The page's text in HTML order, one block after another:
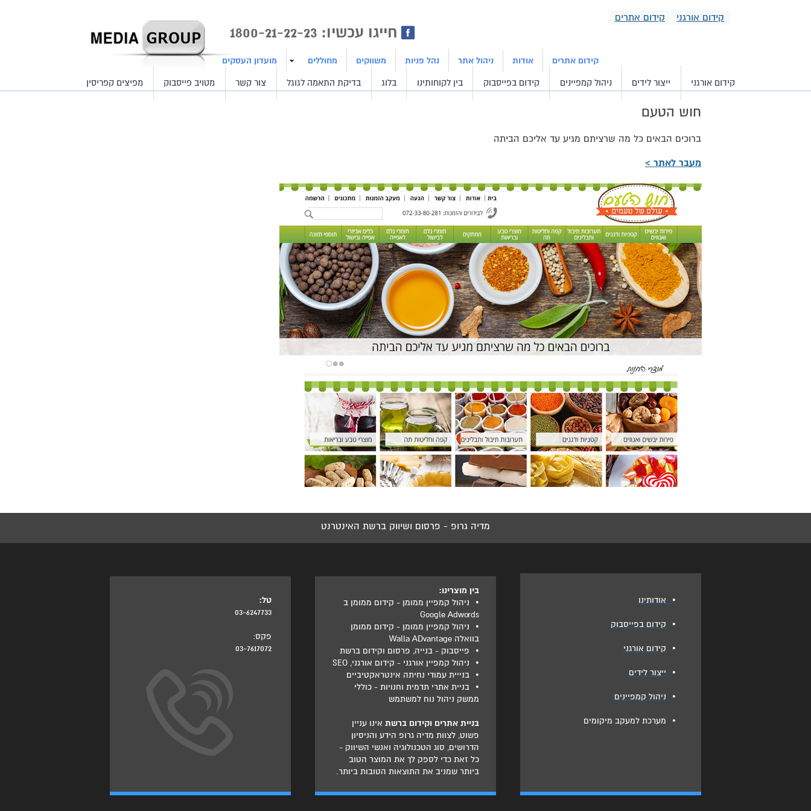
חייגו עכשיו: 1800-21-22-23
קידום אורגני קידום אתרים
קידום אורגני ייצור לידים ניהול קמפיינים קידום בפייסבוק בין לקוחותינו בלוג בדיקת התאמה לגוגל צור קשר מטויב פייסבוק מפיצים קפריסין
קידום אתרים אודות ניהול אתר נהל פניות משווקים מחוללים מועדון העסקים
חוש הטעם
ברוכים הבאים כל מה שרציתם מגיע עד אליכם הביתה
מעבר לאתר >
מדיה גרופ - פרסום ושיווק ברשת האינטרנט
בין מוצרינו:
•
ניהול קמפיין ממומן - קידום ממומן ב
Google Adwords
•
ניהול קמפיין ממומן - קידום ממומן
בוואלה Walla ADvantage
• פייסבוק - בנייה, פרסום וקידום ברשת
• ניהול קמפיין אורגני - קידום אורגני, SEO
• בנייית עמודי נחיתה אינטראקטיביים
• בניית אתרי תדמית וחנויות - כוללי
ממשק ניהול נוח למשתמש
בניית אתרים וקידום ברשתאינו עניין
פשוט, לצוות מדיה גרופ הידע והניסיון
הדרושים, סוג הטכנולוגיה ואנשי השיווק -
כל זאת כדי לספק לך את המוצר הטוב
ביותר שמניב את התוצאות הטובות ביותר.
• אודותינו
• קידום בפייסבוק
• קידום אורגני
• ייצור לידים
• ניהול קמפיינים
• מערכת למעקב מיקומים
טל:
03-6247733
פקס:
03-7617072